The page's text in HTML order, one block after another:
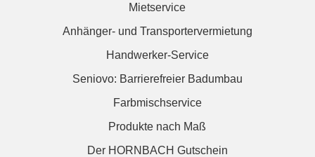
Mietservice
Anhänger- und Transportervermietung
Handwerker-Service
Seniovo: Barrierefreier Badumbau
Farbmischservice
Produkte nach Maß
Der HORNBACH Gutschein